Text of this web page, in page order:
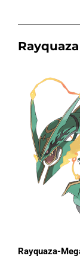
Rayquaza
Rayquaza-